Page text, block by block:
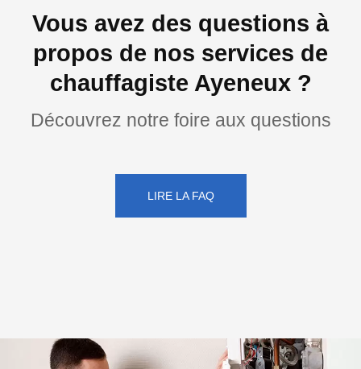
Vous avez des questions à
propos de nos services de
chauffagiste Ayeneux ?
Découvrez notre foire aux questions
LIRE LA FAQ